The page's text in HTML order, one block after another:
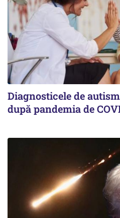
Diagnosticele de
după pandemia de